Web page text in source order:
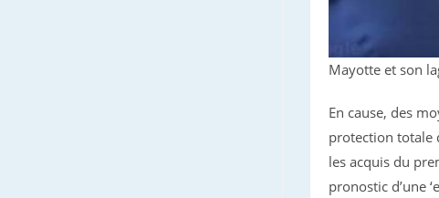
Mayotte et son
En cause, des
protection totale
les acquis du
pronostic d’une